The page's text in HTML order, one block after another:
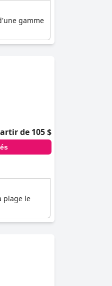
gamme
de 105 $
plage le